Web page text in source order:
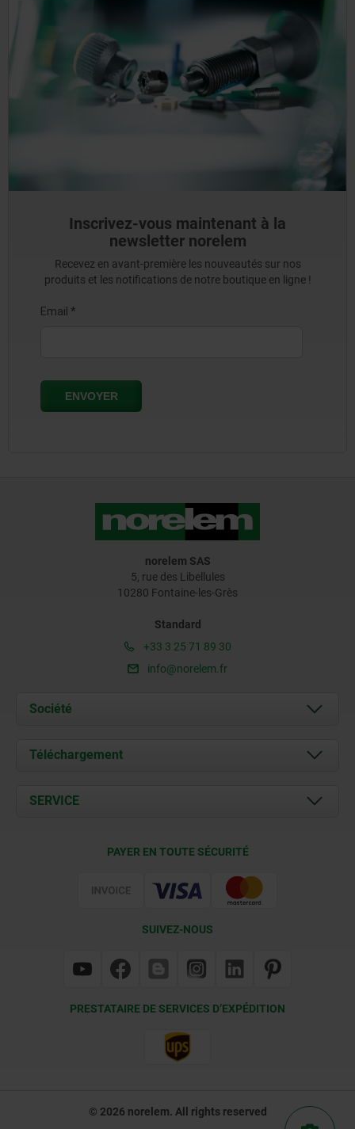
Inscrivez-vous maintenant à la
newsletter norelem
Recevez en avant-première les nouveautés sur nos
produits et les notifications de notre boutique en ligne !
norelem SAS
5, rue des Libellules
10280 Fontaine-les-Grès
Standard
+33 3 25 71 89 30
info@norelem.fr
Société
À propos de nous
Contact
Téléchargement
Documents
SERVICE
PAYER EN TOUTE SÉCURITÉ
SUIVEZ-NOUS
PRESTATAIRE DE SERVICES D’EXPÉDITION
© 2026 norelem. All rights reserved